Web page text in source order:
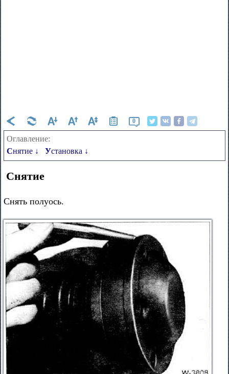
0
Оглавление:
Снятие ↓
Установка ↓
Снятие
Снять полуось.